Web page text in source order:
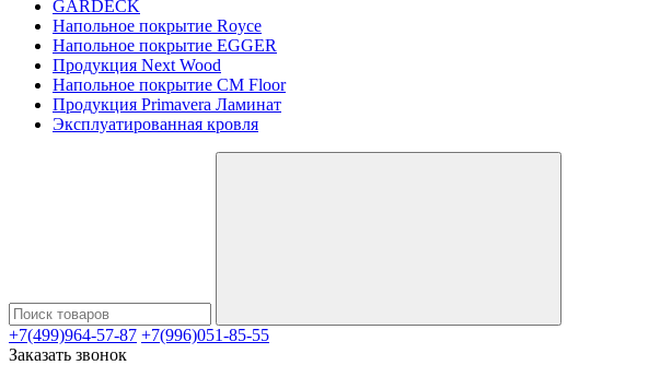
GARDECK
Напольное покрытие Royce
Напольное покрытие EGGER
Продукция Next Wood
Напольное покрытие CM Floor
Продукция Primavera Ламинат
Эксплуатированная кровля
+7(499)964-57-87 +7(996)051-85-55
Заказать звонок